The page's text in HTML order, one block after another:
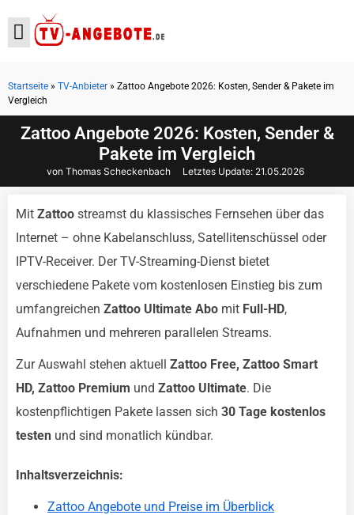
Zattoo Angebote 2026: Kosten, Sender &
Pakete im Vergleich
von Thomas Scheckenbach Letztes Update: 21.05.2026
Startseite » TV-Anbieter » Zattoo Angebote 2026: Kosten, Sender & Pakete im
Vergleich
Mit Zattoo streamst du klassisches Fernsehen über das
Internet – ohne Kabelanschluss, Satellitenschüssel oder
IPTV-Receiver. Der TV-Streaming-Dienst bietet
verschiedene Pakete vom kostenlosen Einstieg bis zum
umfangreichen Zattoo Ultimate Abo mit Full-HD,
Aufnahmen und mehreren parallelen Streams.
Zur Auswahl stehen aktuell Zattoo Free, Zattoo Smart
HD, Zattoo Premium und Zattoo Ultimate. Die
kostenpflichtigen Pakete lassen sich 30 Tage kostenlos
testen und sind monatlich kündbar.
Inhaltsverzeichnis:
Zattoo Angebote und Preise im Überblick